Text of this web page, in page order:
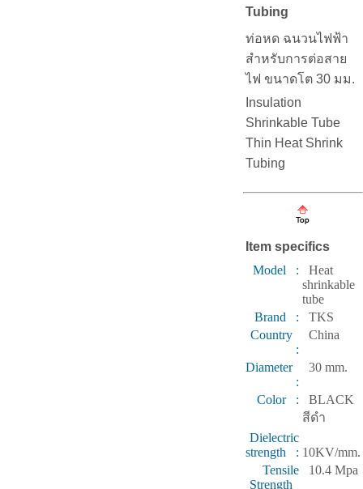
Tubing
ท่อหด ฉนวนไฟฟ้า
สำหรับการต่อสาย
ไฟ ขนาดโต 30 มม.
Insulation
Shrinkable Tube
Thin Heat Shrink
Tubing
Item specifics
Model :
Heat
shrinkable
tube
Brand :
TKS
Country
:
China
Diameter
:
30 mm.
Color :
BLACK
สีดำ
Dielectric
strength : 10KV/mm.
Tensile
Strength
10.4 Mpa